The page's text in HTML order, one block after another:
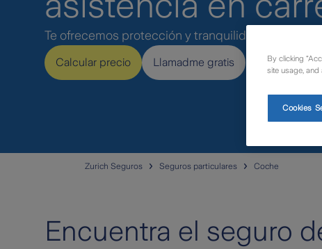
Te ofrecemos protección y tranquilidad para tu
Calcular precio Llamadme gratis
Zurich Seguros Seguros particulares Coche
Encuentra el seguro
By clicking
site usage, and
Cookies